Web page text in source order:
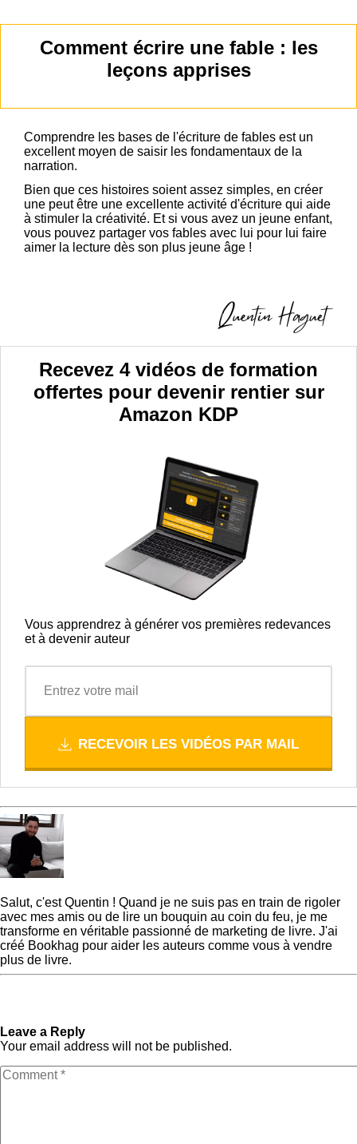
Comment écrire une fable : les
leçons apprises
Comprendre les bases de l'écriture de fables est un
excellent moyen de saisir les fondamentaux de la
narration.
Bien que ces histoires soient assez simples, en créer
une peut être une excellente activité d'écriture qui aide
à stimuler la créativité. Et si vous avez un jeune enfant,
vous pouvez partager vos fables avec lui pour lui faire
aimer la lecture dès son plus jeune âge !
Recevez 4 vidéos de formation
offertes pour devenir rentier sur
Amazon KDP
Vous apprendrez à générer vos premières redevances
et à devenir auteur
RECEVOIR LES VIDÉOS PAR MAIL
Salut, c'est Quentin ! Quand je ne suis pas en train de rigoler
avec mes amis ou de lire un bouquin au coin du feu, je me
transforme en véritable passionné de marketing de livre. J'ai
créé Bookhag pour aider les auteurs comme vous à vendre
plus de livre.
Leave a Reply
Your email address will not be published.